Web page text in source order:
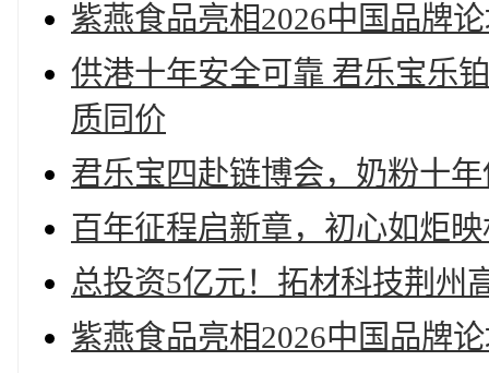
紫燕食品亮相2026中国品牌
供港十年安全可靠 君乐宝乐
质同价
君乐宝四赴链博会，奶粉十
百年征程启新章，初心如炬
总投资5亿元！拓材科技荆州
紫燕食品亮相2026中国品牌